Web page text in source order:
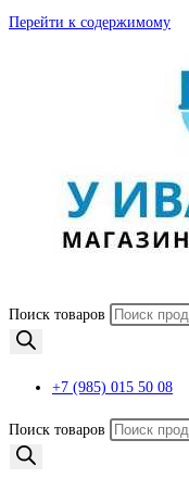
Перейти к содержимому
Поиск товаров
+7 (985) 015 50 08
Поиск товаров